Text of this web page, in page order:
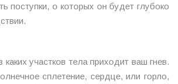
поступки, о которых он будет глубоко
участков тела приходит ваш гнев.
сплетение, сердце, или горло,